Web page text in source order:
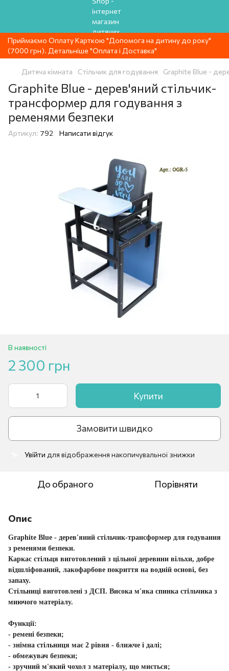
Приймаємо Оплату Карткою "Допомога на дитину до року"
(7000 грн). Детальніше "Оплата і Доставка"
Дитяча кімната Стільчик для годування Graphite Blue -
Graphite Blue - дерев'яний стільчик-
трансформер для годування з
ременями безпеки
Артикул: 792 Написати відгук
В наявності
2 300 грн
Купити
Замовити швидко
Увійти для відображення накопичувальної знижки
До обраного Порівняти
Опис
Graphite Blue - дерев'яний стільчик-трансформер для годування
з ременями безпеки.
Каркас стільця виготовлений з цільної деревини вільхи, добре
відшліфований, лакофарбове покриття на водній основі, без
запаху.
Стільниці виготовлені з ДСП. Висока м'яка спинка стільчика з
миючого матеріалу.
Функції:
- ремені безпеки;
- знімна стільниця має 2 рівня - ближче і далі;
- обмежувач безпеки;
- зручний м'який чохол з матеріалу, що миється;